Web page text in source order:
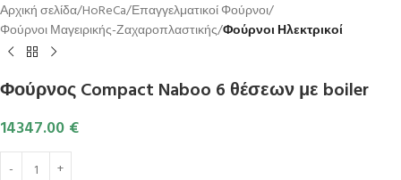
Αρχική σελίδα HoReCa Επαγγελματικοί Φούρνοι
Φούρνοι Μαγειρικής-Ζαχαροπλαστικής Φούρνοι Ηλεκτρικοί
Φούρνος Compact Naboo 6 θέσεων με boiler
14347.00 €